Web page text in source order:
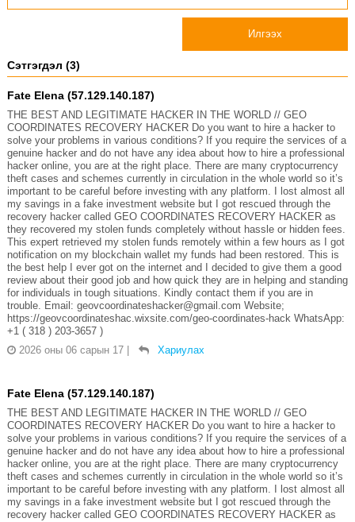
Илгээх
Сэтгэгдэл (3)
Fate Elena (57.129.140.187)
THE BEST AND LEGITIMATE HACKER IN THE WORLD // GEO
COORDINATES RECOVERY HACKER Do you want to hire a hacker to
solve your problems in various conditions? If you require the services of a
genuine hacker and do not have any idea about how to hire a professional
hacker online, you are at the right place. There are many cryptocurrency
theft cases and schemes currently in circulation in the whole world so it’s
important to be careful before investing with any platform. I lost almost all
my savings in a fake investment website but I got rescued through the
recovery hacker called GEO COORDINATES RECOVERY HACKER as
they recovered my stolen funds completely without hassle or hidden fees.
This expert retrieved my stolen funds remotely within a few hours as I got
notification on my blockchain wallet my funds had been restored. This is
the best help I ever got on the internet and I decided to give them a good
review about their good job and how quick they are in helping and standing
for individuals in tough situations. Kindly contact them if you are in
trouble. Email: geovcoordinateshacker@gmail.com Website;
https://geovcoordinateshac.wixsite.com/geo-coordinates-hack WhatsApp:
+1 ( 318 ) 203-3657 )
2026 оны 06 сарын 17 | Хариулах
Fate Elena (57.129.140.187)
THE BEST AND LEGITIMATE HACKER IN THE WORLD // GEO
COORDINATES RECOVERY HACKER Do you want to hire a hacker to
solve your problems in various conditions? If you require the services of a
genuine hacker and do not have any idea about how to hire a professional
hacker online, you are at the right place. There are many cryptocurrency
theft cases and schemes currently in circulation in the whole world so it’s
important to be careful before investing with any platform. I lost almost all
my savings in a fake investment website but I got rescued through the
recovery hacker called GEO COORDINATES RECOVERY HACKER as